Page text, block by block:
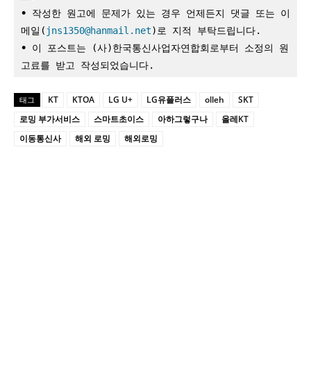
• 작성한 원고에 문제가 있는 경우 언제든지 댓글 또는 이
메일( jns1350@hanmail.net)로 지적 부탁드립니다.
• 이 포스트는 (사)한국통신사업자연합회로부터 소정의 원
고료를 받고 작성되었습니다.
태그 KT KTOA LG U+ LG유플러스 olleh
SKT
로밍 부가서비스
스마트초이스 아하그렇구나
올레KT
이동통신사
해외 로밍 해외로밍